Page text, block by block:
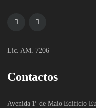
Lic. AMI 7206
Contactos
Avenida 1º de Maio Edificio